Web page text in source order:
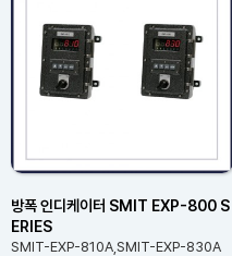
방폭 인디케이터 SMIT EXP-800 S
ERIES
SMIT-EXP-810A,SMIT-EXP-830A